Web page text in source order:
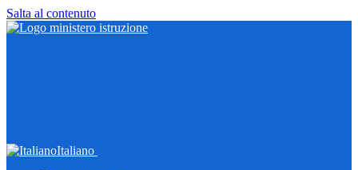
Salta al contenuto
Italiano